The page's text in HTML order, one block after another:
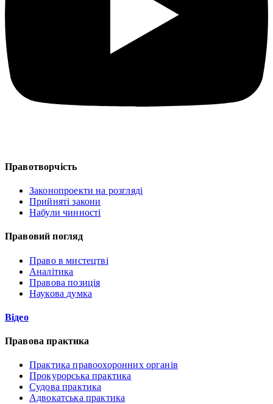
Правотворчість
Законопроекти на розгляді
Прийняті закони
Набули чинності
Правовий погляд
Право в мистецтві
Аналітика
Правова позиція
Наукова думка
Відео
Правова практика
Практика правоохоронних органів
Прокурорська практика
Судова практика
Адвокатська практика